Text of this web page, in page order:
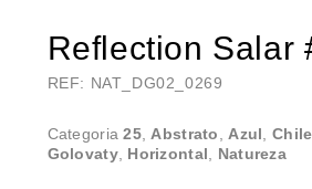
Reflection Salar
REF: NAT_DG02_0269
Categoria25, Abstrato Azul Chile
Golovaty, Horizontal Natureza